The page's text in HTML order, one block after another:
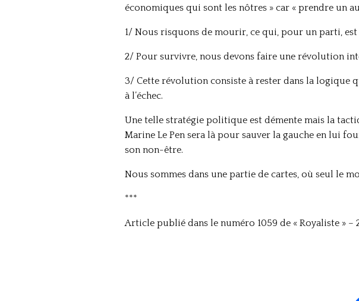
économiques qui sont les nôtres » car « prendre un
1/ Nous risquons de mourir, ce qui, pour un parti, est
2/ Pour survivre, nous devons faire une révolution
3/ Cette révolution consiste à rester dans la logique
à l’échec.
Une telle stratégie politique est démente mais la
Marine Le Pen sera là pour sauver la gauche en lui
son non-être.
Nous sommes dans une partie de cartes, où seul le
***
Article publié dans le numéro 1059 de « Royaliste » –